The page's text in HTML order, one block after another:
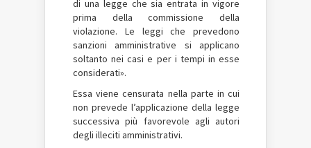
di una legge che sia entrata in vigore
prima della commissione della
violazione. Le leggi che prevedono
sanzioni amministrative si applicano
soltanto nei casi e per i tempi in esse
considerati».
Essa viene censurata nella parte in cui
non prevede l’applicazione della legge
successiva più favorevole agli autori
degli illeciti amministrativi.